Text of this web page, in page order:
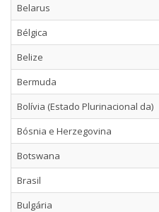
Belarus
Bélgica
Belize
Bermuda
Bolívia (Estado Plurinacional da)
Bósnia e Herzegovina
Botswana
Brasil
Bulgária